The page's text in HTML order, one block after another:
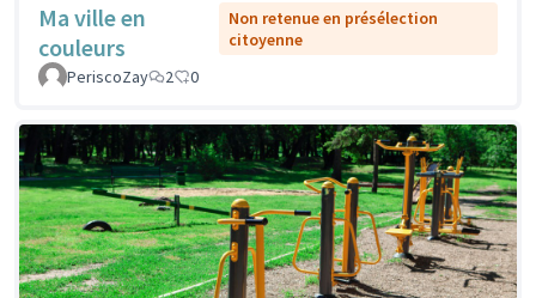
Ma ville en
couleurs
Non retenue en présélection
citoyenne
PeriscoZay
2 0